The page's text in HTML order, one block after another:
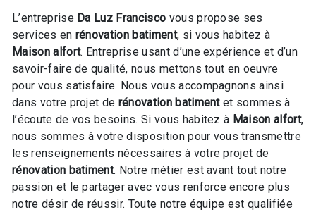
L’entreprise Da Luz Francisco vous propose ses
services en rénovation batiment, si vous habitez à
Maison alfort. Entreprise usant d’une expérience et d’un
savoir-faire de qualité, nous mettons tout en oeuvre
pour vous satisfaire. Nous vous accompagnons ainsi
dans votre projet de rénovation batimentet sommes à
l’écoute de vos besoins. Si vous habitez à Maison alfort,
nous sommes à votre disposition pour vous transmettre
les renseignements nécessaires à votre projet de
rénovation batiment. Notre métier est avant tout notre
passion et le partager avec vous renforce encore plus
notre désir de réussir. Toute notre équipe est qualifiée